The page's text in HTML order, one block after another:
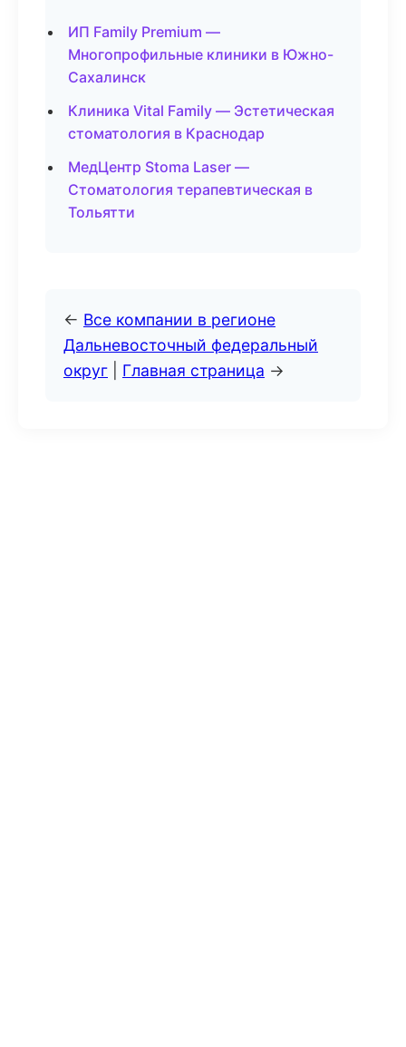
ИП Family Premium —
Многопрофильные клиники в Южно-
Сахалинск
Клиника Vital Family — Эстетическая
стоматология в Краснодар
МедЦентр Stoma Laser —
Стоматология терапевтическая в
Тольятти
← Все компании в регионе
Дальневосточный федеральный
округ
Главная страница →